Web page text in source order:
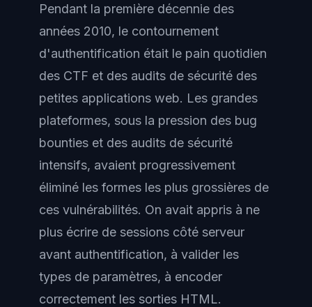
Pendant la première décennie des
années 2010, le contournement
d'authentification était le pain quotidien
des CTF et des audits de sécurité des
petites applications web. Les grandes
plateformes, sous la pression des bug
bounties et des audits de sécurité
intensifs, avaient progressivement
éliminé les formes les plus grossières de
ces vulnérabilités. On avait appris à ne
plus écrire de sessions côté serveur
avant authentification, à valider les
types de paramètres, à encoder
correctement les sorties HTML.